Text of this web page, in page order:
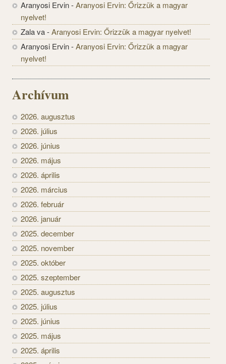
Aranyosi Ervin-Aranyosi Ervin: Őrizzük a magyar
nyelvet!
Zala va-Aranyosi Ervin: Őrizzük a magyar nyelvet!
Aranyosi Ervin-Aranyosi Ervin: Őrizzük a magyar
nyelvet!
Archívum
2026. augusztus
2026. július
2026. június
2026. május
2026. április
2026. március
2026. február
2026. január
2025. december
2025. november
2025. október
2025. szeptember
2025. augusztus
2025. július
2025. június
2025. május
2025. április